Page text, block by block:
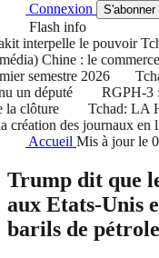
Connexion
S'abonner
Flash info
interpelle le pouvoir
Chine : le commerce
semestre 2026
un député
RGPH-3 :
clôture
Tchad: LA
des journaux en
Accueil Mis à jour le
Trump dit que
aux Etats-Unis
barils de pétrole